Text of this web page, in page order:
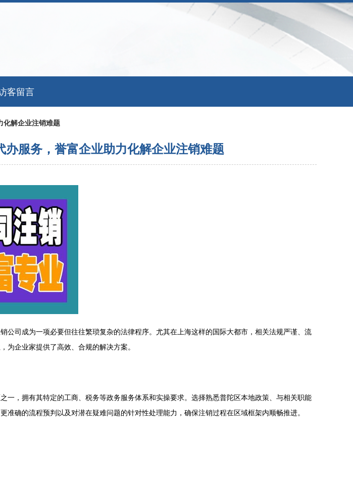
客留言
化解企业注销难题
服务，誉富企业助力化解企业注销难题
司成为一项必要但往往繁琐复杂的法律程序。尤其在上海这样的国际大都市，相关法规严谨、流
为企业家提供了高效、合规的解决方案。
一，拥有其特定的工商、税务等政务服务体系和实操要求。选择熟悉普陀区本地政策、与相关职能
确的流程预判以及对潜在疑难问题的针对性处理能力，确保注销过程在区域框架内顺畅推进。